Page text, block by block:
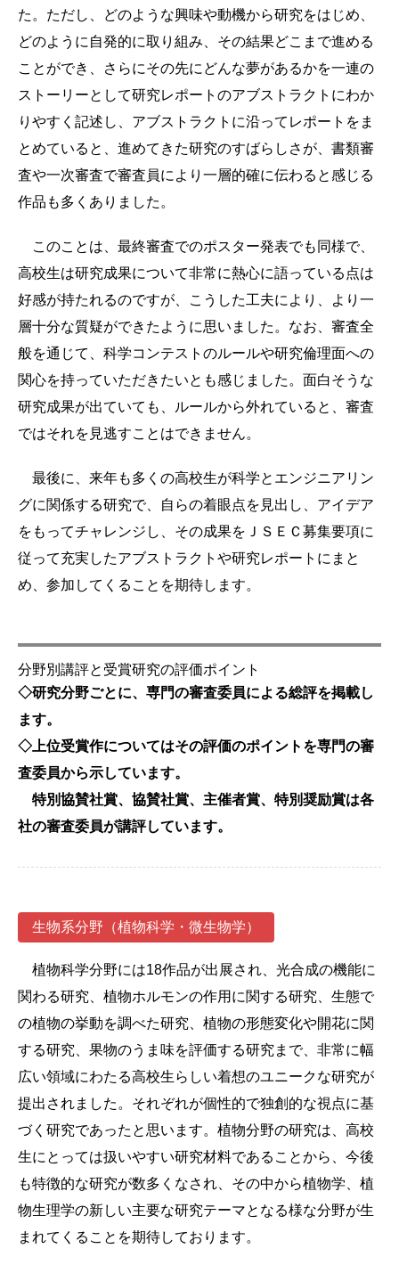
た。ただし、どのような興味や動機から研究をはじめ、
どのように自発的に取り組み、その結果どこまで進める
ことができ、さらにその先にどんな夢があるかを一連の
ストーリーとして研究レポートのアブストラクトにわか
りやすく記述し、アブストラクトに沿ってレポートをま
とめていると、進めてきた研究のすばらしさが、書類審
査や一次審査で審査員により一層的確に伝わると感じる
作品も多くありました。
このことは、最終審査でのポスター発表でも同様で、
高校生は研究成果について非常に熱心に語っている点は
好感が持たれるのですが、こうした工夫により、より一
層十分な質疑ができたように思いました。なお、審査全
般を通じて、科学コンテストのルールや研究倫理面への
関心を持っていただきたいとも感じました。面白そうな
研究成果が出ていても、ルールから外れていると、審査
ではそれを見逃すことはできません。
最後に、来年も多くの高校生が科学とエンジニアリン
グに関係する研究で、自らの着眼点を見出し、アイデア
をもってチャレンジし、その成果をＪＳＥＣ募集要項に
従って充実したアブストラクトや研究レポートにまと
め、参加してくることを期待します。
分野別講評と受賞研究の評価ポイント
◇研究分野ごとに、専門の審査委員による総評を掲載し
ます。
◇上位受賞作についてはその評価のポイントを専門の審
査委員から示しています。
特別協賛社賞、協賛社賞、主催者賞、特別奨励賞は各
社の審査委員が講評しています。
生物系分野（植物科学・微生物学）
植物科学分野には18作品が出展され、光合成の機能に
関わる研究、植物ホルモンの作用に関する研究、生態で
の植物の挙動を調べた研究、植物の形態変化や開花に関
する研究、果物のうま味を評価する研究まで、非常に幅
広い領域にわたる高校生らしい着想のユニークな研究が
提出されました。それぞれが個性的で独創的な視点に基
づく研究であったと思います。植物分野の研究は、高校
生にとっては扱いやすい研究材料であることから、今後
も特徴的な研究が数多くなされ、その中から植物学、植
物生理学の新しい主要な研究テーマとなる様な分野が生
まれてくることを期待しております。